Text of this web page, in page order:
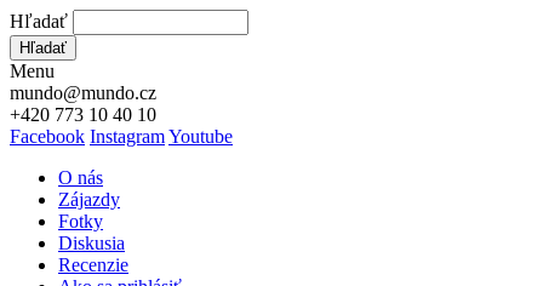
Hľadať
Hľadať
Menu
mundo@mundo.cz
+420 773 10 40 10
Facebook InstagramYoutube
O nás
Zájazdy
Fotky
Diskusia
Recenzie